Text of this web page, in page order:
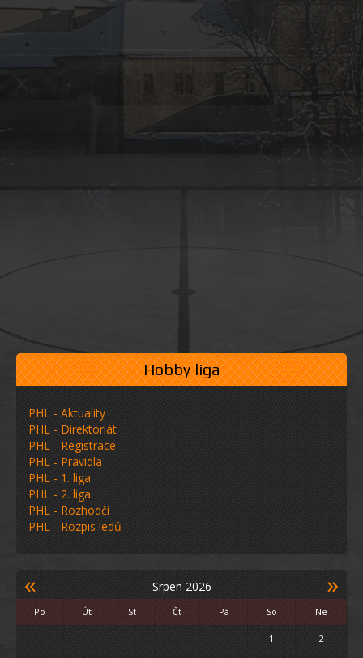
Hobby liga
PHL - Aktuality
PHL - Direktoriát
PHL - Registrace
PHL - Pravidla
PHL - 1. liga
PHL - 2. liga
PHL - Rozhodčí
PHL - Rozpis ledů
« »
Srpen 2026
Po Út St Čt Pá So Ne
1 2